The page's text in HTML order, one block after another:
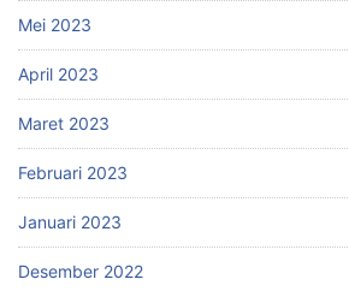
Mei 2023
April 2023
Maret 2023
Februari 2023
Januari 2023
Desember 2022